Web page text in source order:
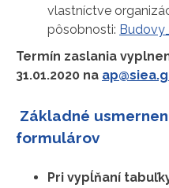
vlastníctve
pôsobnosti:
Termín zaslania
31.01.2020 na
Základné
formulárov
Pri vypĺňaní